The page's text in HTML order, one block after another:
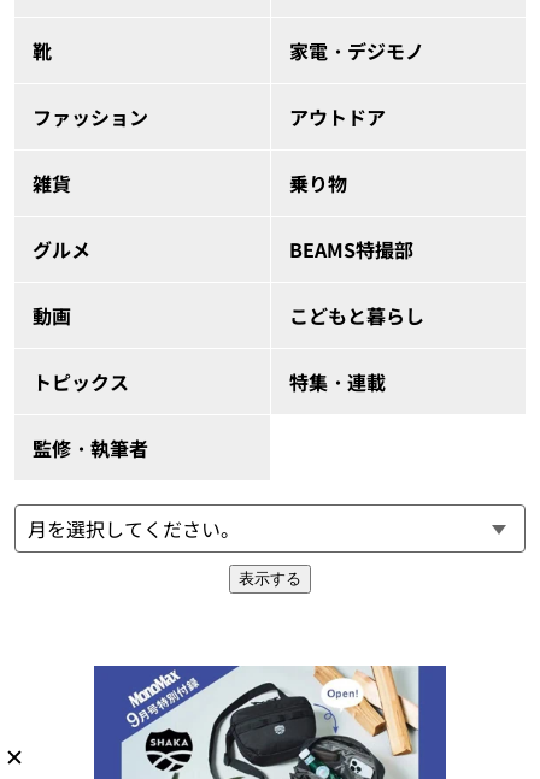
靴 家電・デジモノ
ファッション アウトドア
雑貨 乗り物
グルメ BEAMS特撮部
動画 こどもと暮らし
トピックス 特集・連載
監修・執筆者
表示する